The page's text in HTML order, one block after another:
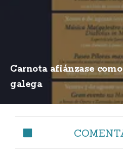
Carnota afiánzase
galega